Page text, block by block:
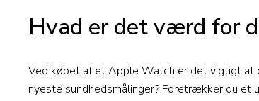
Hvad er det værd for
Ved købet af et Apple Watch er det vigtigt at
nyeste sundhedsmålinger? Foretrækker du et